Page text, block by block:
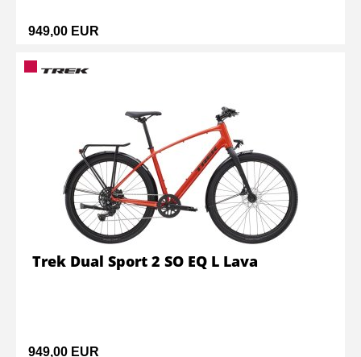
949,00 EUR
949,00 EUR
Trek Dual Sport 2 SO EQ L Lava